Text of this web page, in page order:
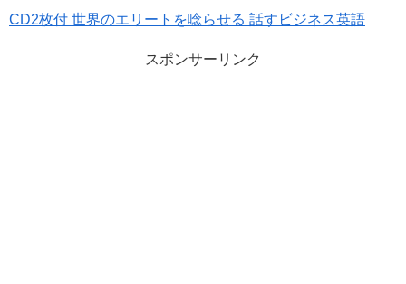
CD2枚付 世界のエリートを唸らせる 話すビジネス英語
スポンサーリンク